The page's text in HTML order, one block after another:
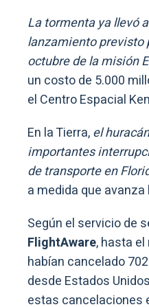
La tormenta ya llevó
lanzamiento previsto
octubre de la misión
un costo de 5.000
el Centro Espacial
En la Tierra,el
importantes
de transporte en
a medida que
Según el servicio de
FlightAware, hasta
habían cancelado
desde Estados
estas cancelaciones